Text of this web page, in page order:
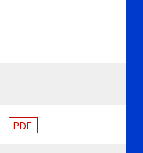
PDF